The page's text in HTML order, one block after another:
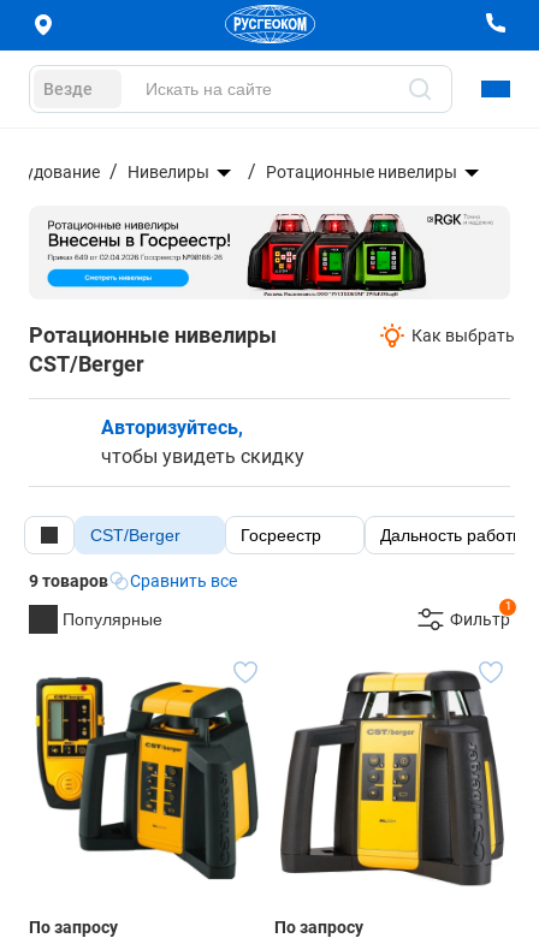
Везде
Нивелиры Ротационные нивелиры
Ротационные нивелиры
CST/Berger
Как выбрать
Авторизуйтесь,
чтобы увидеть скидку
CST/Berger Госреестр Дальность работы
9 товаров
Сравнить все
Популярные
1
Фильтр
По запросу
По запросу